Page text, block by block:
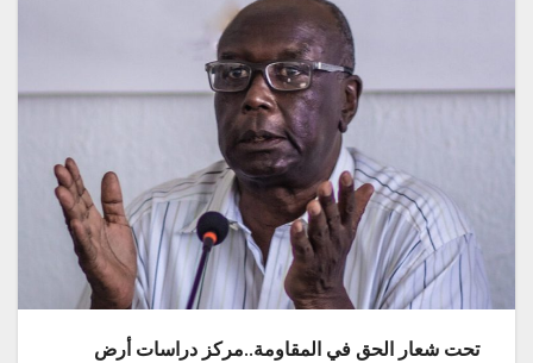
تحت شعار الحق في المقاومة..مركز دراسات أرض